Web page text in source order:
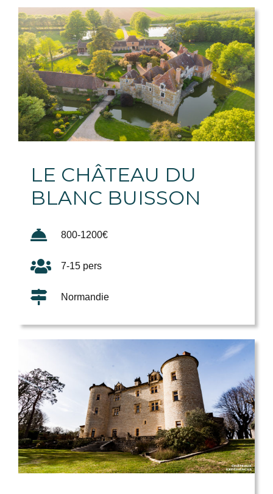
LE CHÂTEAU DU
BLANC BUISSON
800-1200€
7-15 pers
Normandie